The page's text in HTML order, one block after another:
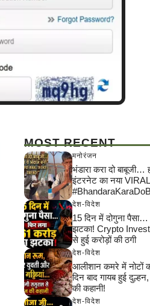
MOST RECENT
मनोरंजन
भंडारा करा दो बाबूजी…
इंटरनेट का नया
देश-विदेश
15 दिन में दोगुना
झटका! Crypto
से हुई करोड़ों की ठगी
देश-विदेश
आलीशान कमरे में नोटों
दिन बाद गायब हुई
की कहानी!
देश-विदेश